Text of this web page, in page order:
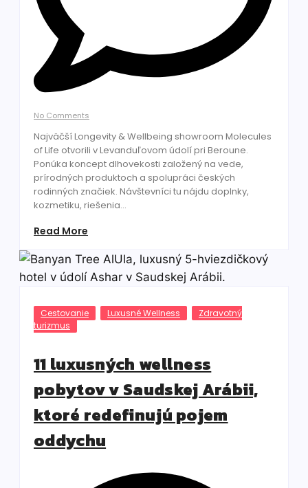
No Comments
Najväčší Longevity & Wellbeing showroom Molecules
of Life otvorili v Levanduľovom údolí pri Beroune.
Ponúka koncept dlhovekosti založený na vede,
prírodných produktoch a spolupráci českých
rodinných značiek. Návštevníci tu nájdu doplnky,
kozmetiku, riešenia...
Read More
Cestovanie Luxusné Wellness
Zdravotný
turizmus
11 luxusných wellness
pobytov v Saudskej Arábii,
ktoré redefinujú pojem
oddychu